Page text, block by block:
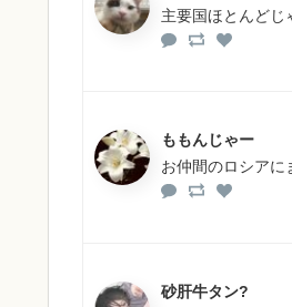
主要国ほとんどじ
ももんじゃー
お仲間のロシアに
砂肝牛タン?